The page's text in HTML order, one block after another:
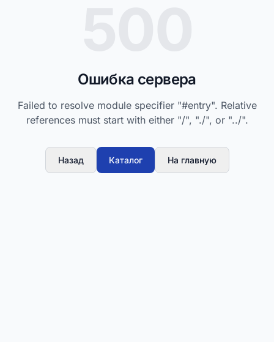
Ошибка сервера
Failed to resolve module specifier "#entry". Relative
references must start with either "/", "./", or "../".
Назад Каталог На главную